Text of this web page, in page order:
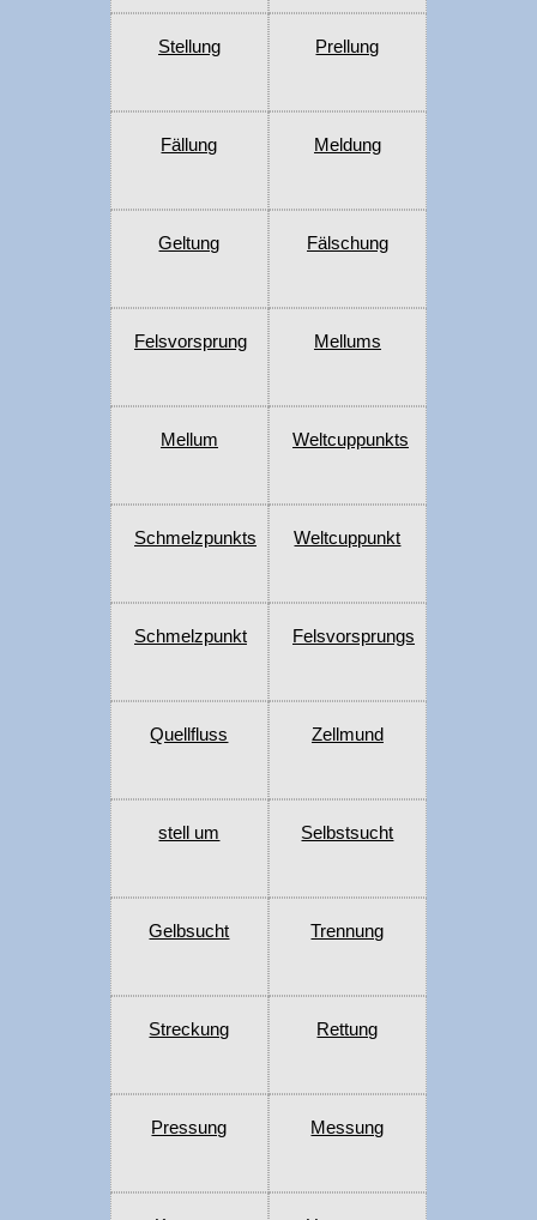
Stellung Prellung
Fällung Meldung
Geltung Fälschung
Felsvorsprung Mellums
Mellum Weltcuppunkts
Schmelzpunkts Weltcuppunkt
Schmelzpunkt Felsvorsprungs
Quellfluss Zellmund
stell um Selbstsucht
Gelbsucht Trennung
Streckung Rettung
Pressung Messung